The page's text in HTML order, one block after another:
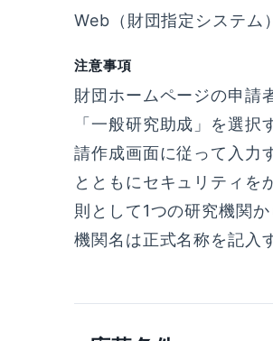
Web（財団指定システム）
注意事項
財団ホームページの申請
「一般研究助成」を選
請作成画面に従って入力
とともにセキュリティを
則として1つの研究機関
機関名は正式名称を記入